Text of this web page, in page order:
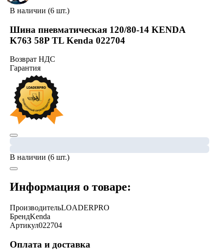
В наличии (6 шт.)
Шина пневматическая 120/80-14 KENDA
K763 58P TL Kenda 022704
Возврат НДС
Гарантия
В наличии (6 шт.)
Информация о товаре:
ПроизводительLOADERPRO
БрендKenda
Артикул022704
Оплата и доставка